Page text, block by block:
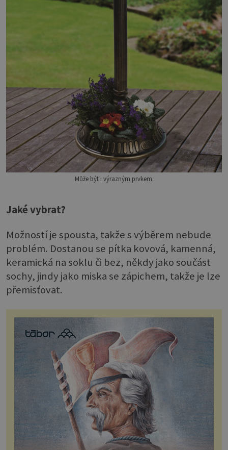
Může být i výrazným prvkem.
Jaké vybrat?
Možností je spousta, takže s výběrem nebude
problém. Dostanou se pítka kovová, kamenná,
keramická na soklu či bez, někdy jako součást
sochy, jindy jako miska se zápichem, takže je lze
přemisťovat.